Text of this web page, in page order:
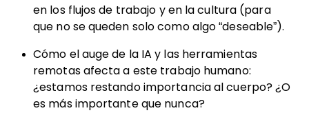
en los flujos de trabajo y en la cultura (para
que no se queden solo como algo “deseable”).
Cómo el auge de la IA y las herramientas
remotas afecta a este trabajo humano:
¿estamos restando importancia al cuerpo? ¿O
es más importante que nunca?